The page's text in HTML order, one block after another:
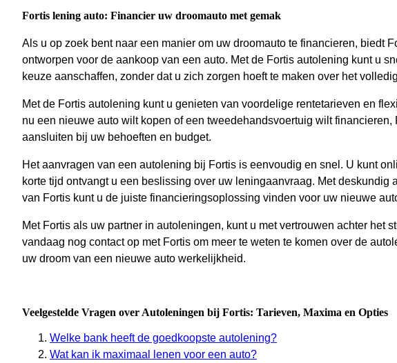
Fortis lening auto: Financier uw droomauto met gemak
Als u op zoek bent naar een manier om uw droomauto te financieren, biedt
ontworpen voor de aankoop van een auto. Met de Fortis autolening kunt u
keuze aanschaffen, zonder dat u zich zorgen hoeft te maken over het
Met de Fortis autolening kunt u genieten van voordelige rentetarieven en
nu een nieuwe auto wilt kopen of een tweedehandsvoertuig wilt
aansluiten bij uw behoeften en budget.
Het aanvragen van een autolening bij Fortis is eenvoudig en snel. U kunt
korte tijd ontvangt u een beslissing over uw leningaanvraag. Met deskundig
van Fortis kunt u de juiste financieringsoplossing vinden voor uw nieuwe
Met Fortis als uw partner in autoleningen, kunt u met vertrouwen achter het
vandaag nog contact op met Fortis om meer te weten te komen over de
uw droom van een nieuwe auto werkelijkheid.
Veelgestelde Vragen over Autoleningen bij Fortis: Tarieven, Maxima en Opties
Welke bank heeft de goedkoopste autolening?
Wat kan ik maximaal lenen voor een auto?